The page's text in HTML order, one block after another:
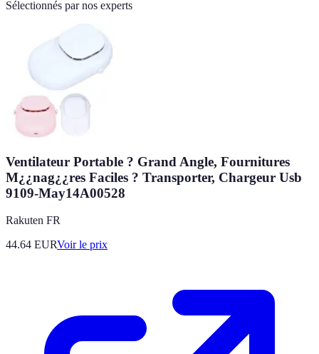
Sélectionnés par nos experts
Ventilateur Portable ? Grand Angle, Fournitures
M¿¿nag¿¿res Faciles ? Transporter, Chargeur Usb
9109-May14A00528
Rakuten FR
44.64 EURVoir le prix